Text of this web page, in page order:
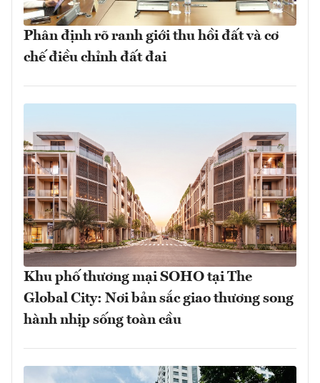
Phân định rõ ranh giới thu hồi đất và cơ
chế điều chỉnh đất đai
Khu phố thương mại SOHO tại The
Global City: Nơi bản sắc giao thương song
hành nhịp sống toàn cầu